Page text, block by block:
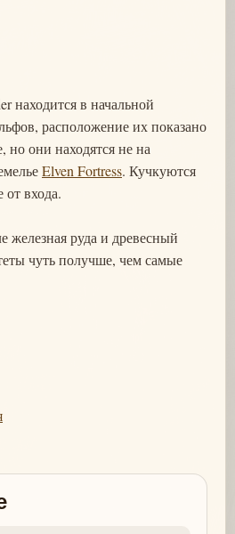
находится в начальной
расположение их показано
но они находятся не на
Elven Fortress. Кучкуются
от входа.
железная руда и древесный
чуть получше, чем самые